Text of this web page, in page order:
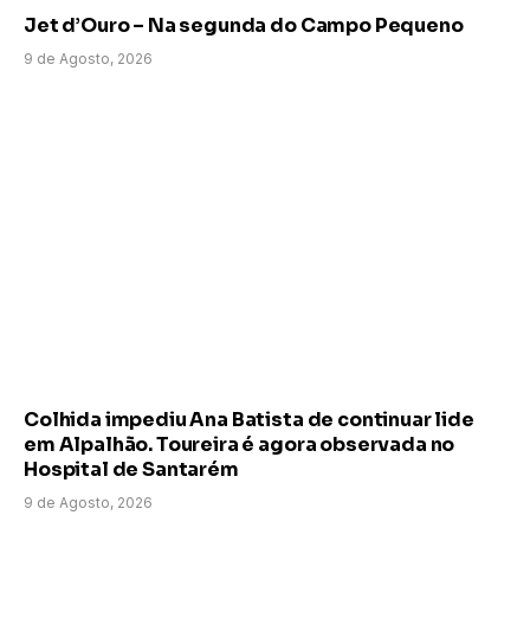
Jet d’Ouro – Na segunda do Campo Pequeno
9 de Agosto, 2026
Colhida impediu Ana Batista de continuar lide
em Alpalhão. Toureira é agora observada no
Hospital de Santarém
9 de Agosto, 2026